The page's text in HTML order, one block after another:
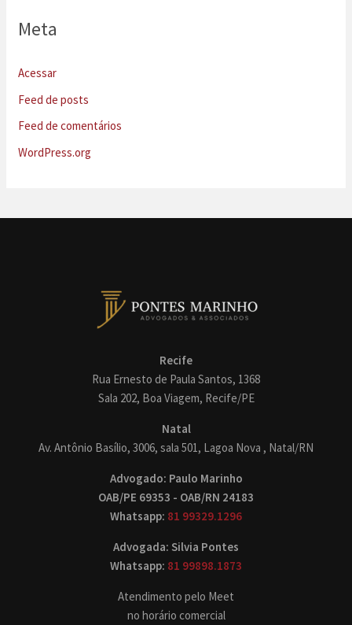
Meta
Acessar
Feed de posts
Feed de comentários
WordPress.org
Recife
Rua Ernesto de Paula Santos, 1368
Sala 202, Boa Viagem, Recife/PE
Natal
Av. Antônio Basílio, 3006, sala 501, Lagoa Nova , Natal/RN
Advogado: Paulo Marinho
OAB/PE 69353 - OAB/RN 24183
Whatsapp: 81 99329.1296
Advogada: Silvia Pontes
Whatsapp: 81 99898.1873
Atendimento pelo Meet
no horário comercial